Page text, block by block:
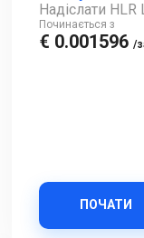
Надіслати HLR
Починається з
€ 0.001596/
ПОЧАТИ